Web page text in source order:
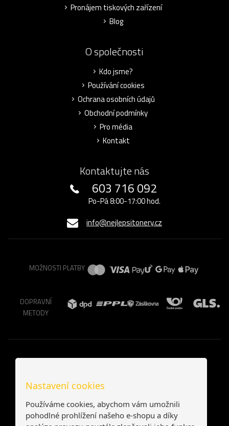
Pronájem tiskových zařízení
Blog
O společnosti
Kdo jsme?
Používání cookies
Ochrana osobních údajů
Obchodní podmínky
Pro média
Kontakt
Kontaktujte nás
603 716 092
Po-Pá 8:00-17:00 hod.
info@nejlepsitonery.cz
MOŽNOSTI PLATBY
DOPRAVNÍ
METODY
Nastavení cookies
Používáme cookies, abychom vám umožnili
pohodlné prohlížení našeho e-shopu a díky